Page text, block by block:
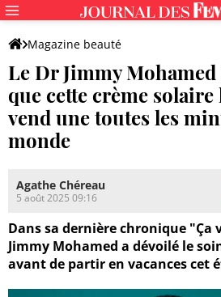
Magazine beauté
Le Dr Jimmy
que cette crème solaire
vend une toutes les
monde
Agathe Chéreau
5 août 2025 09:16
Dans sa dernière chronique "Ça
Jimmy Mohamed a dévoilé le
avant de partir en vacances cet